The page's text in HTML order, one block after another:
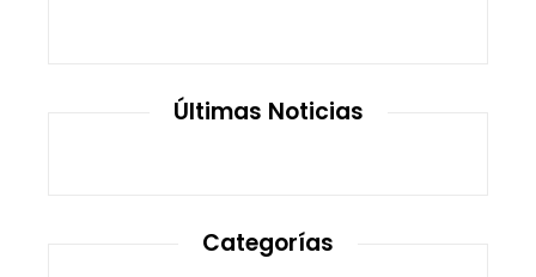
Últimas Noticias
Categorías